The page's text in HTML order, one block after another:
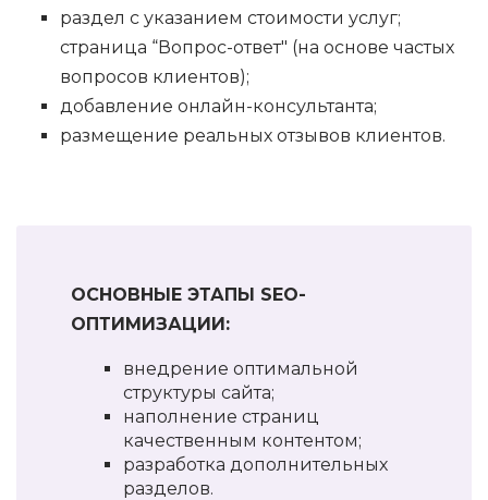
раздел с указанием стоимости услуг;
страница “Вопрос-ответ" (на основе частых
вопросов клиентов);
добавление онлайн-консультанта;
размещение реальных отзывов клиентов.
ОСНОВНЫЕ ЭТАПЫ SEO-
ОПТИМИЗАЦИИ:
внедрение оптимальной
структуры сайта;
наполнение страниц
качественным контентом;
разработка дополнительных
разделов.